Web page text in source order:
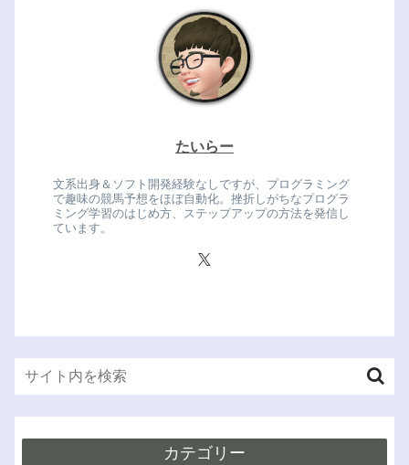
たいらー
文系出身＆ソフト開発経験なしですが、プログラミング
で趣味の競馬予想をほぼ自動化。挫折しがちなプログラ
ミング学習のはじめ方、ステップアップの方法を発信し
ています。
カテゴリー